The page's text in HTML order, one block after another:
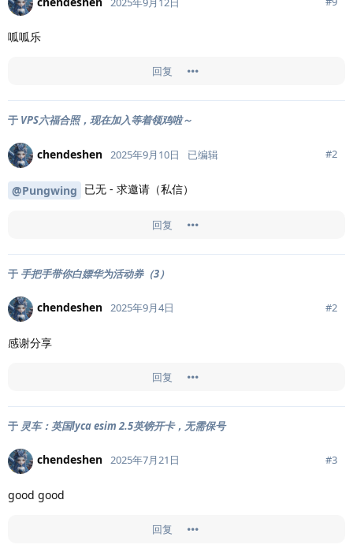
呱呱乐
回复
于 VPS六福合照，现在加入等着领鸡啦～
chendeshen 2025年9月10日 已编辑 #2
@Pungwing 已无 - 求邀请（私信）
回复
于 手把手带你白嫖华为活动券（3）
chendeshen 2025年9月4日 #2
感谢分享
回复
于 灵车：英国lyca esim 2.5英镑开卡，无需保号
chendeshen 2025年7月21日 #3
good good
回复